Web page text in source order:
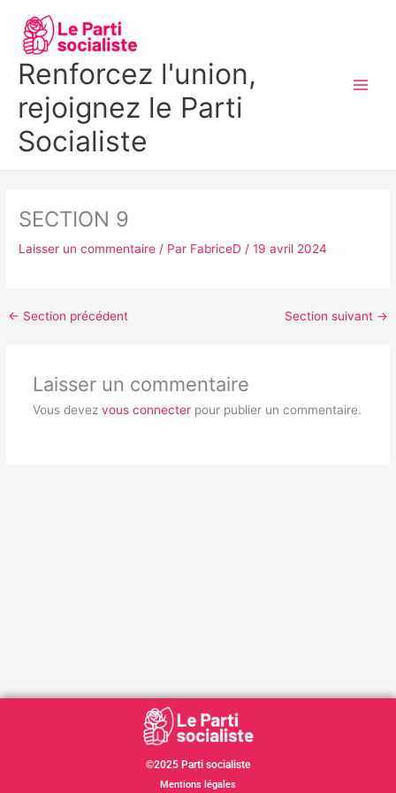
contenu
Renforcez l'union,
rejoignez le Parti
Socialiste
SECTION 9
Laisser un commentaire / Par FabriceD/19 avril 2024
← Section précédent Section suivant →
Laisser un commentaire
Vous devez vous connecterpour publier un commentaire.
©2025 Parti socialiste
Mentions légales